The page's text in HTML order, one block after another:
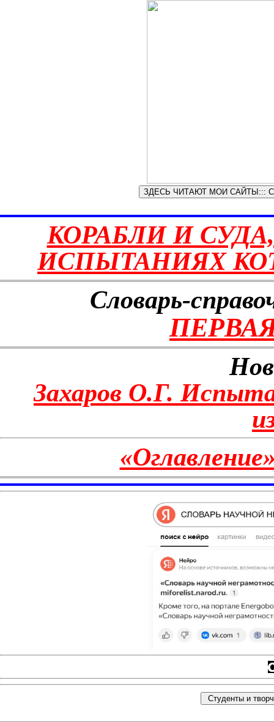
КОРАБЛИ И
ИСПЫТАНИЯХ
Словарь-
Захаров О.Г.